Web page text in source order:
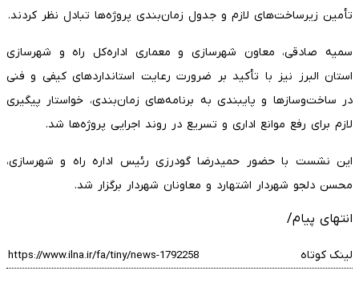
تأمین زیرساخت‌های لازم و جدول زمان‌بندی پروژه‌ها تبادل نظر کردند.
سمیه صادقی، معاون شهرسازی و معماری اداره‌کل راه و شهرسازی
استان البرز نیز با تأکید بر ضرورت رعایت استانداردهای کیفی و فنی
در ساخت‌وسازها و پایبندی به برنامه‌های زمان‌بندی، خواستار پیگیری
لازم برای رفع موانع اداری و تسریع در روند اجرایی پروژه‌ها شد.
این نشست با حضور حمیدرضا گودرزی رئیس اداره راه و شهرسازی،
محسن دلجو شهردار اشتهارد و معاونان شهردار برگزار شد.
انتهای پیام/
لینک کوتاه